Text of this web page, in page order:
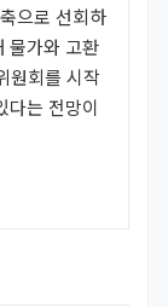
으로 선회하
물가와 고환
원회를 시작
다는 전망이